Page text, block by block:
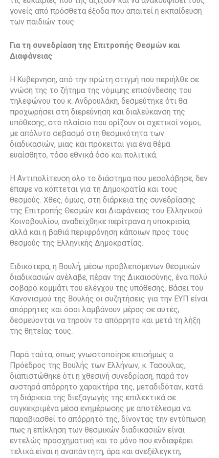
γονείς από πρόσθετα έξοδα που απαιτεί η εκπαίδευση
των παιδιών τους.
Για τη συνεδρίαση της Επιτροπής Θεσμών και
Διαφάνειας
Η Κυβέρνηση, από την πρώτη στιγμή που περιήλθε σε
γνώση της το ζήτημα της νόμιμης επισύνδεσης του
τηλεφώνου του κ. Ανδρουλάκη, δεσμεύτηκε ότι θα
προχωρήσει στη διερεύνηση και διαλεύκανση της
υπόθεσης, στο πλαίσιο που ορίζουν οι σχετικοί νόμοι,
με απόλυτο σεβασμό στη θεσμικότητα των
διαδικασιών, μιας και πρόκειται για ένα θέμα
ευαίσθητο, τόσο εθνικά όσο και πολιτικά.
Η Αντιπολίτευση όλο το διάστημα που μεσολάβησε, δεν
έπαψε να κόπτεται για τη Δημοκρατία και τους
θεσμούς. Χθες, όμως, στη διάρκεια της συνεδρίασης
της Επιτροπής Θεσμών και Διαφάνειας του Ελληνικού
Κοινοβουλίου, αναδείχθηκε περίτρανα η υποκρισία,
αλλά και η βαθιά περιφρόνηση κάποιων προς τους
θεσμούς της Ελληνικής Δημοκρατίας.
Ειδικότερα, η Βουλή, μέσω προβλεπόμενων θεσμικών
διαδικασιών ανέλαβε, πέραν της Δικαιοσύνης, ένα πολύ
σοβαρό κομμάτι του ελέγχου της υπόθεσης. Βάσει του
Κανονισμού της Βουλής οι συζητήσεις για την ΕΥΠ είναι
απόρρητες και όσοι λαμβάνουν μέρος σε αυτές,
δεσμεύονται να τηρούν το απόρρητο και μετά τη λήξη
της θητείας τους.
Παρά ταύτα, όπως γνωστοποίησε επισήμως ο
Πρόεδρος της Βουλής των Ελλήνων, κ. Τασούλας,
διαπιστώθηκε ότι η χθεσινή συνεδρίαση, παρά τον
αυστηρά απόρρητο χαρακτήρα της, μεταδιδόταν, κατά
τη διάρκεια της διεξαγωγής της επιλεκτικά σε
συγκεκριμένα μέσα ενημέρωσης με αποτέλεσμα να
παραβιασθεί το απόρρητό της, δίνοντας την εντύπωση
πως η επίκληση των θεσμικών διαδικασιών είναι
εντελώς προσχηματική και το μόνο που ενδιαφέρει
τελικά είναι η αναπάντητη, άρα και ανεξέλεγκτη,